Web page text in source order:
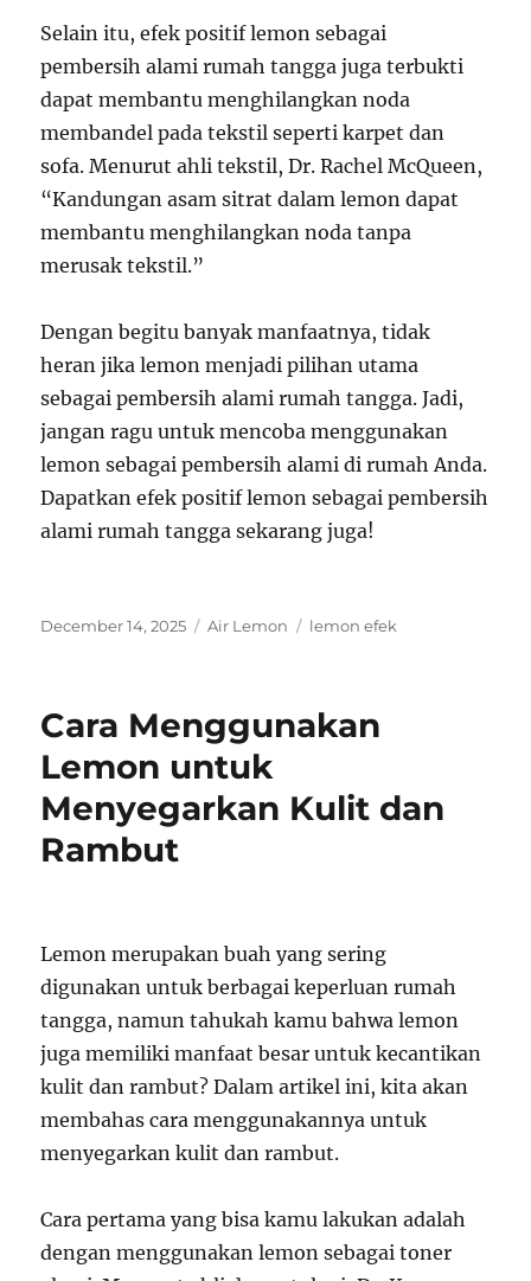
Selain itu, efek positif lemon sebagai
pembersih alami rumah tangga juga terbukti
dapat membantu menghilangkan noda
membandel pada tekstil seperti karpet dan
sofa. Menurut ahli tekstil, Dr. Rachel McQueen,
“Kandungan asam sitrat dalam lemon dapat
membantu menghilangkan noda tanpa
merusak tekstil.”
Dengan begitu banyak manfaatnya, tidak
heran jika lemon menjadi pilihan utama
sebagai pembersih alami rumah tangga. Jadi,
jangan ragu untuk mencoba menggunakan
lemon sebagai pembersih alami di rumah Anda.
Dapatkan efek positif lemon sebagai pembersih
alami rumah tangga sekarang juga!
Posted
December 14, 2025 Categories
Air Lemon Tags
lemon efek
Cara Menggunakan
Lemon untuk
Menyegarkan Kulit dan
Rambut
Lemon merupakan buah yang sering
digunakan untuk berbagai keperluan rumah
tangga, namun tahukah kamu bahwa lemon
juga memiliki manfaat besar untuk kecantikan
kulit dan rambut? Dalam artikel ini, kita akan
membahas cara menggunakannya untuk
menyegarkan kulit dan rambut.
Cara pertama yang bisa kamu lakukan adalah
dengan menggunakan lemon sebagai toner